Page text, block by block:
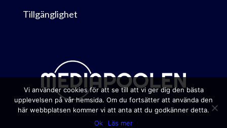
Tillgänglighet
Vi använder cookies för att se till att vi ger dig den bästa
upplevelsen på vår hemsida. Om du fortsätter att använda den
här webbplatsen kommer vi att anta att du godkänner detta.
Ok
Läs mer